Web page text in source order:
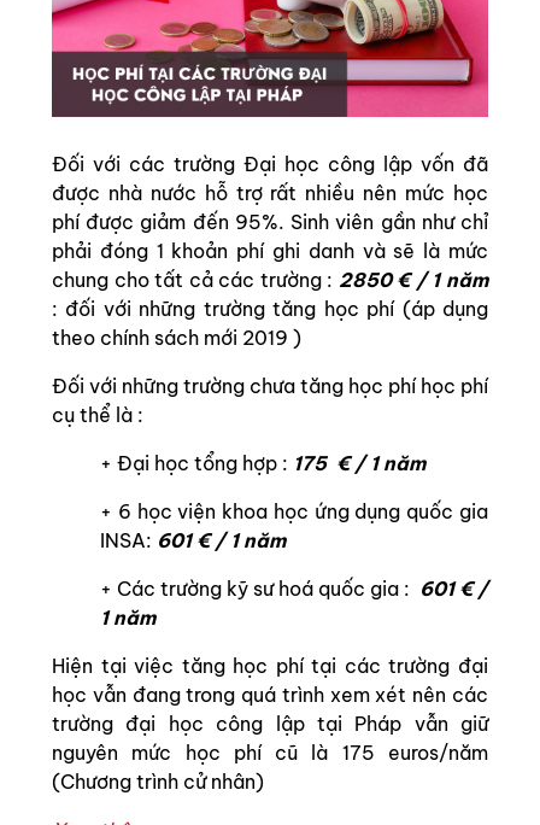
Đối với các trường Đại học công lập vốn đã
được nhà nước hỗ trợ rất nhiều nên mức học
phí được giảm đến 95%. Sinh viên gần như chỉ
phải đóng 1 khoản phí ghi danh và sẽ là mức
chung cho tất cả các trường : 2850 € / 1 năm
: đối với những trường tăng học phí (áp dụng
theo chính sách mới 2019 )
Đối với những trường chưa tăng học phí học phí
cụ thể là :
+ Đại học tổng hợp : 175 € / 1 năm
+ 6 học viện khoa học ứng dụng quốc gia
INSA: 601 € / 1 năm
+ Các trường kỹ sư hoá quốc gia : 601 € /
1 năm
Hiện tại việc tăng học phí tại các trường đại
học vẫn đang trong quá trình xem xét nên các
trường đại học công lập tại Pháp vẫn giữ
nguyên mức học phí cũ là 175 euros/năm
(Chương trình cử nhân)